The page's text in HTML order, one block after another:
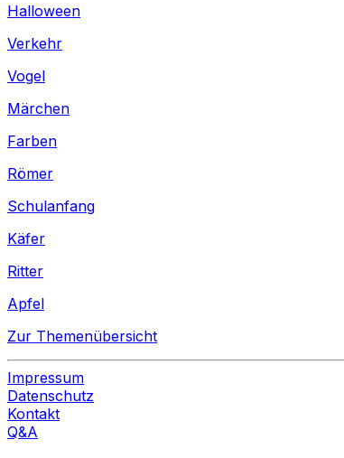
Halloween
Verkehr
Vogel
Märchen
Farben
Römer
Schulanfang
Käfer
Ritter
Apfel
Zur Themenübersicht
Impressum
Datenschutz
Kontakt
Q&A